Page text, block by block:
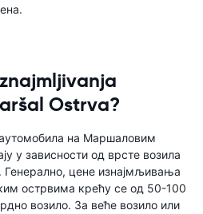
Ostrva?
на Маршаловим
у зависности од врсте возила
цене изнајмљивања
острвима крећу се од 50-100
возило. За веће возило или